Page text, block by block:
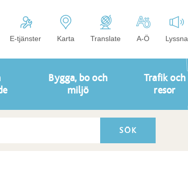
E-tjänster Karta Translate A-Ö Lyssna
Bygga, bo och
miljö
Trafik och
resor